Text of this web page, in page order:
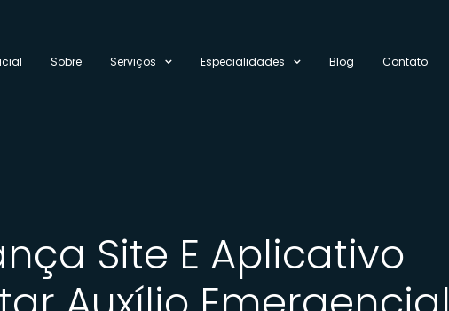
Sobre Serviços Especialidades Blog Contato
Site E Aplicativo